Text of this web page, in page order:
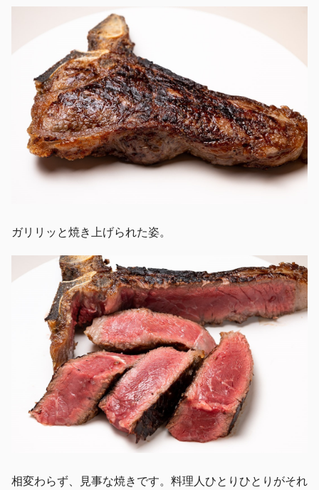
ガリリッと焼き上げられた姿。
相変わらず、見事な焼きです。料理人ひとりひとりがそれ